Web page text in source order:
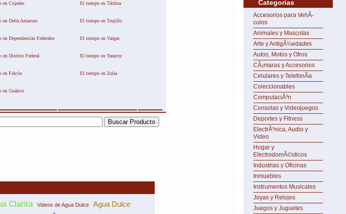
en Cojedes
en Delta Amacuro
Dependencias Federales
en Distrito Federal
en Falcón
en Guárico
El tiempo en Táchira
El tiempo en Trujillo
El tiempo en Vargas
El tiempo en Yaracuy
El tiempo en Zulia
Clarita Videos de Agua Dulce Agua Dulce
Categorias
Accesorios para VehÃ­
culos
Animales y Mascotas
Arte y AntigÃ¼edades
Autos, Motos y Otros
CÃ¡maras y Accesorios
Celulares y TelefonÃ­a
Coleccionables
ComputaciÃ³n
Consolas y Videojuegos
Deportes y Fitness
ElectrÃ³nica, Audio y
Video
Hogar y
ElectrodomÃ©sticos
Industrias y Oficinas
Inmuebles
Instrumentos Musicales
Joyas y Relojes
Juegos y Juguetes